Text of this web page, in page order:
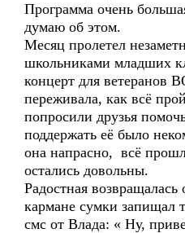
Программа очень
думаю об этом.
Месяц пролетел
школьниками младших
концерт для ветеранов
переживала, как всё
попросили друзья
поддержать её было
она напрасно, всё
остались довольны.
Радостная
кармане сумки запищал
смс от Влада: « Ну,